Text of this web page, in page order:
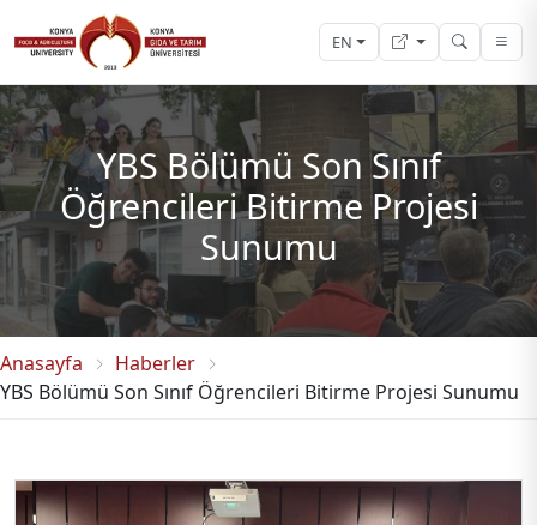
EN
YBS Bölümü Son Sınıf
Öğrencileri Bitirme Projesi
Sunumu
Anasayfa
Haberler
YBS Bölümü Son Sınıf Öğrencileri Bitirme Projesi Sunumu